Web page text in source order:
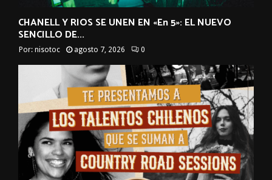
CHANELL Y RIOS SE UNEN EN «En 5»: EL NUEVO
SENCILLO DE...
Por: nisotoc agosto 7, 2026 0